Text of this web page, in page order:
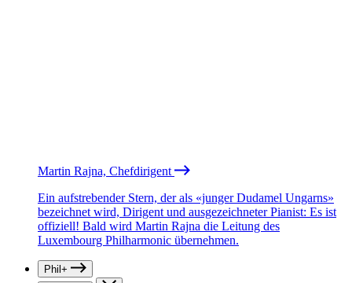
Martin Rajna, Chefdirigent
Ein aufstrebender Stern, der als «junger Dudamel Ungarns»
bezeichnet wird, Dirigent und ausgezeichneter Pianist: Es ist
offiziell! Bald wird Martin Rajna die Leitung des
Luxembourg Philharmonic übernehmen.
Phil+